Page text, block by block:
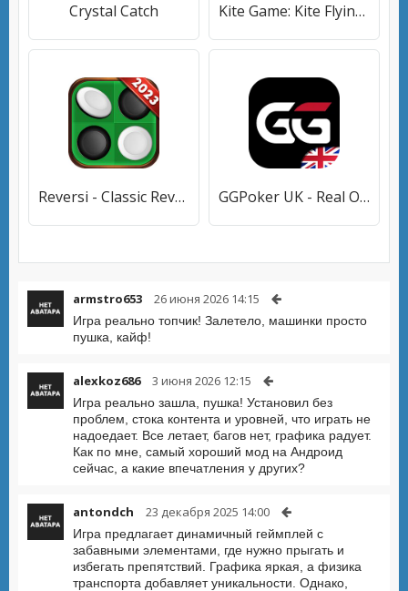
Crystal Catch Kite Game: Kite Flying Game 3D
Reversi - Classic Reversi Game GGPoker UK - Real Online Poker
armstro653 26 июня 2026 14:15
Игра реально топчик! Залетело, машинки просто
пушка, кайф!
alexkoz686 3 июня 2026 12:15
Игра реально зашла, пушка! Установил без
проблем, стока контента и уровней, что играть не
надоедает. Все летает, багов нет, графика радует.
Как по мне, самый хороший мод на Андроид
сейчас, а какие впечатления у других?
antondch 23 декабря 2025 14:00
Игра предлагает динамичный геймплей с
забавными элементами, где нужно прыгать и
избегать препятствий. Графика яркая, а физика
транспорта добавляет уникальности. Однако,